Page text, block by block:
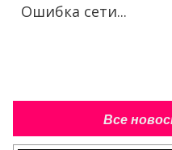
Ошибка сети...
Все